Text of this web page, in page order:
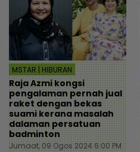
MSTAR | HIBURAN
Raja Azmi kongsi
pengalaman pernah jual
raket dengan bekas
suami kerana masalah
dalaman persatuan
badminton
Jumaat, 09 Ogos 2024 6:00 PM